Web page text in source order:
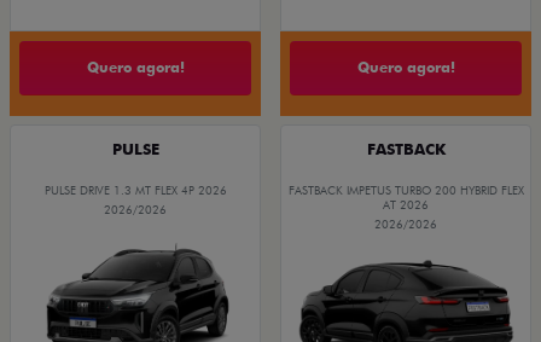
Quero agora! Quero agora!
PULSE
PULSE DRIVE 1.3 MT FLEX 4P 2026
2026/2026
FASTBACK
FASTBACK IMPETUS TURBO 200 HYBRID FLEX
AT 2026
2026/2026